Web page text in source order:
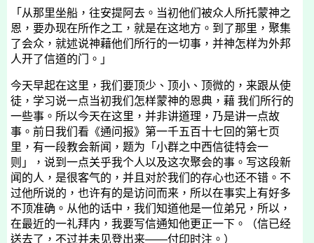
「从那里坐船，往安提阿去。当初他们被众人所托蒙神之
恩，要办现在所作之工，就是在这地方。到了那里，聚集
了会众，就述说神藉他们所行的一切事，并神怎样为外邦
人开了信道的门。」
今天早起在这里，我们要顶少、顶小、顶微的，来跟从使
徒，学习说一点当初我们怎样蒙神的恩典，藉 我们所行的
一些事。所以今天在这里，并非讲道理，乃是讲一点故
事。前日我们看《通问报》第一千五百十七回的第七页
里，有一段教会新闻，题为「小群之中西信徒特会一
则」，说到一点关乎我个人以及这次聚会的事。写这段新
闻的人，是很客气的，并且对於我们的存心也还不错。不
过他所说的，也许有的是访问而来，所以在事实上有好多
不顶准确。从他的话中，我们知道他是一位弟兄，所以，
在最近的一礼拜内，我要写信通知他更正一下。（信已经
送去了，不过并未见登出来——付印时注。）